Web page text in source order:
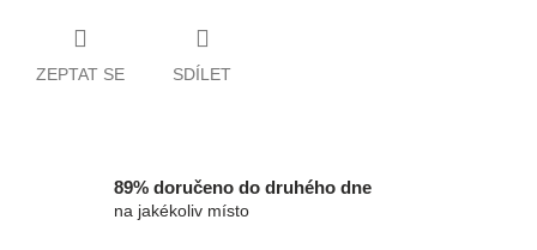
ZEPTAT SE SDÍLET
89% doručeno do druhého dne
na jakékoliv místo